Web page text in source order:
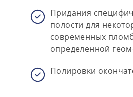
Придания
полости для
современных
определенной
Полировки